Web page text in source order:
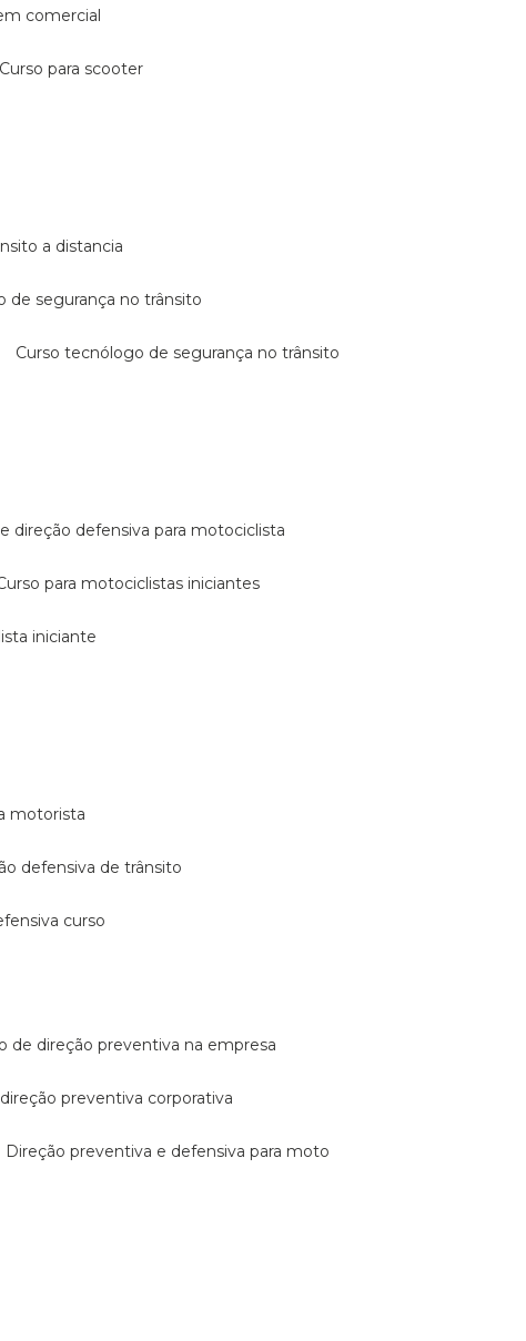
comercial
curso para scooter
a distancia
de segurança no trânsito
curso tecnólogo de segurança no trânsito
direção defensiva para motociclista
curso para motociclistas iniciantes
iniciante
motorista
defensiva de trânsito
curso
de direção preventiva na empresa
direção preventiva corporativa
direção preventiva e defensiva para moto